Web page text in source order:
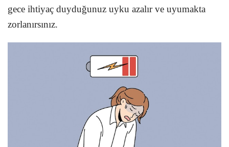
gece ihtiyaç duyduğunuz uyku azalır ve uyumakta
zorlanırsınız.